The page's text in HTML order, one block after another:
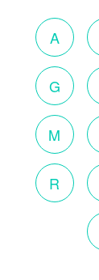
A
G
M
R